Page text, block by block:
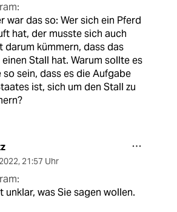
war das so: Wer sich ein Pferd
hat, der musste sich auch
darum kümmern, dass das
einen Stall hat. Warum sollte es
so sein, dass es die Aufgabe
ist, sich um den Stall zu
, 21:57 Uhr
unklar, was Sie sagen wollen.